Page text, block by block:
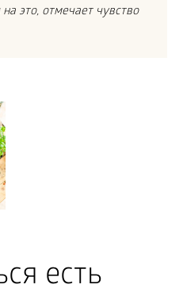
это, отмечает чувство
есть